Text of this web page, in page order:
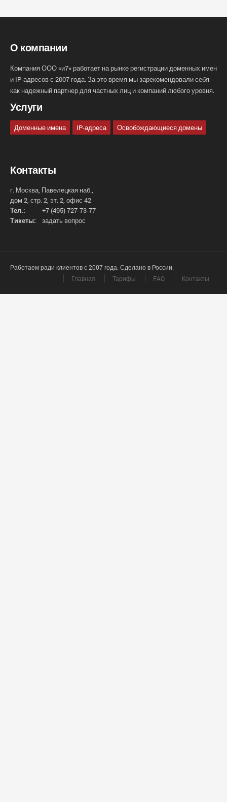
О компании
Компания ООО «и7» работает на рынке регистрации доменных имен
и IP-адресов с 2007 года. За это время мы зарекомендовали себя
как надежный партнер для частных лиц и компаний любого уровня.
Услуги
Доменные имена IP-адреса Освобождающиеся домены
Контакты
г. Москва, Павелецкая наб.,
дом 2, стр. 2, эт. 2, офис 42
Тел.:
+7 (495) 727-73-77
Тикеты:
задать вопрос
Работаем ради клиентов с 2007 года. Сделано в России.
Главная
Тарифы FAQ Контакты